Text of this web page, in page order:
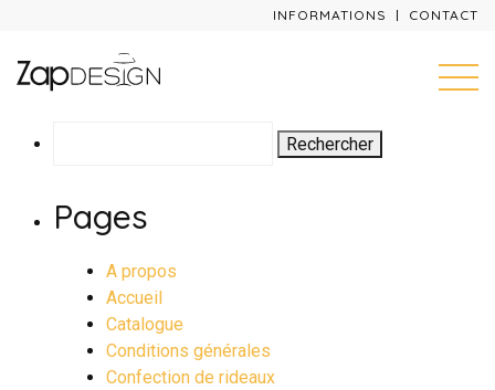
INFORMATIONS CONTACT
Pages
A propos
Accueil
Catalogue
Conditions générales
Confection de rideaux